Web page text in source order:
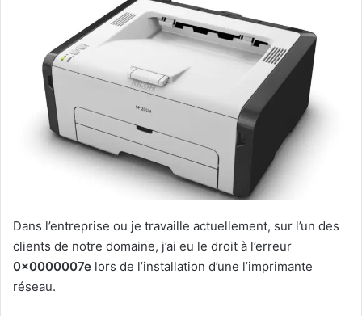
Dans l’entreprise ou je travaille actuellement, sur l’un des
clients de notre domaine, j’ai eu le droit à l’erreur
0x0000007e lors de l’installation d’une l’imprimante
réseau.